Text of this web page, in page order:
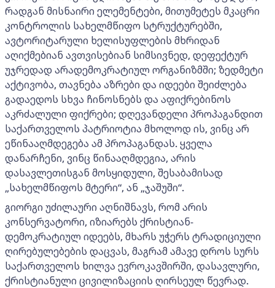
რადგან მისნაირი ელემენტები, მითუმეტეს მკაცრი
კონტროლის სახელმწიფო სტრუქტურებში,
ავტორიტარული ხელისუფლების მხრიდან
აღიქმებიან ავთვისებიან სიმსივნედ, დეფექტურ
უჯრედად არადემოკრატიულ ორგანიზმში; ზედმეტი
აქტივობა, თავნება აზრები და იდეები შეიძლება
გადაედოს სხვა ჩინოსნებს და აფიქრებინოს
აკრძალული ფიქრები; დღევანდელი პროპაგანდით
საქართველოს პატრიოტია მხოლოდ ის, ვინც არ
ეწინააღმდეგება ამ პროპაგანდას. ყველა
დანარჩენი, ვინც წინააღმდეგია, არის
დასავლეთისგან მოსყიდული, შესაბამისად
„სახელმწიფოს მტერი“, ან „ჯაშუში“.
გიორგი უძილაური აღნიშნავს, რომ არის
კონსერვატორი, იზიარებს ქრისტიან-
დემოკრატიულ იდეებს, მხარს უჭერს ტრადიციული
ღირებულებების დაცვას, მაგრამ ამავე დროს სურს
საქართველოს ხილვა ევროკავშირში, დასავლური,
ქრისტიანული ცივილიზაციის ღირსეულ წევრად.